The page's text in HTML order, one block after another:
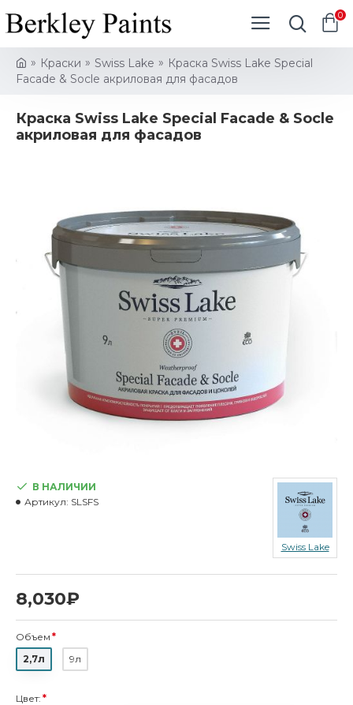
0
Краски Swiss Lake
Краска Swiss Lake Special
Facade & Socle акриловая для фасадов
Краска Swiss Lake Special Facade & Socle
акриловая для фасадов
8,030₽
В НАЛИЧИИ
Артикул: SLSFS
Swiss Lake
Объем
2,7л
9л
Цвет: